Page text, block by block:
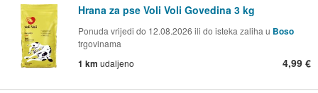
Hrana za pse Voli Voli Govedina 3 kg
Ponuda vrijedi do 12.08.2026 ili do isteka zaliha u Boso
trgovinama
1 km udaljeno 4,99 €